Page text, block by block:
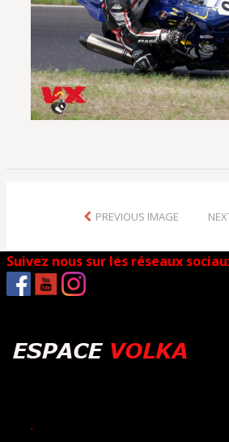
PREVIOUS IMAGE
Suivez nous sur les réseaux
.